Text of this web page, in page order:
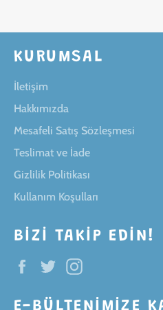
KURUMSAL
İletişim
Hakkımızda
Mesafeli Satış Sözleşmesi
Teslimat ve İade
Gizlilik Politikası
Kullanım Koşulları
BIZI TAKIP EDIN!
Facebook
Twitter